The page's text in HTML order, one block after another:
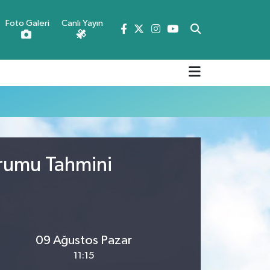
Foto Galeri Canlı Yayın
Tahmini
09 Ağustos Pazar
11:15